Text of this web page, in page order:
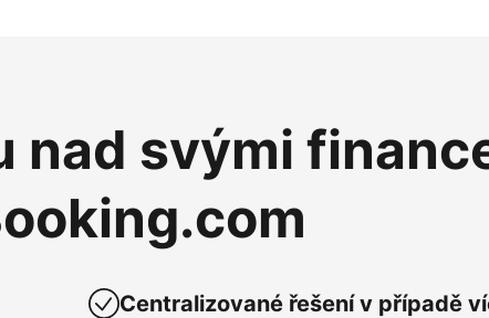
nad svými
Centralizované řešení v případě